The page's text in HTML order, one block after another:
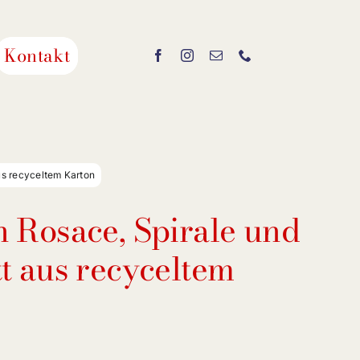
Kontakt
recyceltem Karton
Spirale und
aus recyceltem